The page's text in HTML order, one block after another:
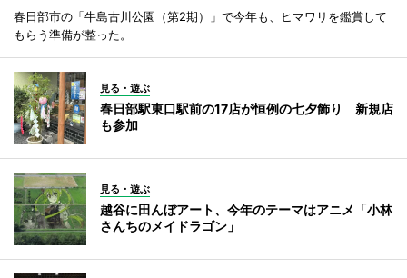
春日部市の「牛島古川公園（第2期）」で今年も、ヒマワリを鑑賞して
もらう準備が整った。
見る・遊ぶ
春日部駅東口駅前の17店が恒例の七夕飾り 新規店
も参加
見る・遊ぶ
越谷に田んぼアート、今年のテーマはアニメ「小林
さんちのメイドラゴン」